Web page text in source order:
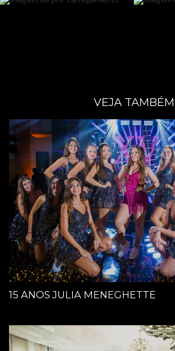
VEJA TAMBÉM
15 ANOS JULIA MENEGHETTE